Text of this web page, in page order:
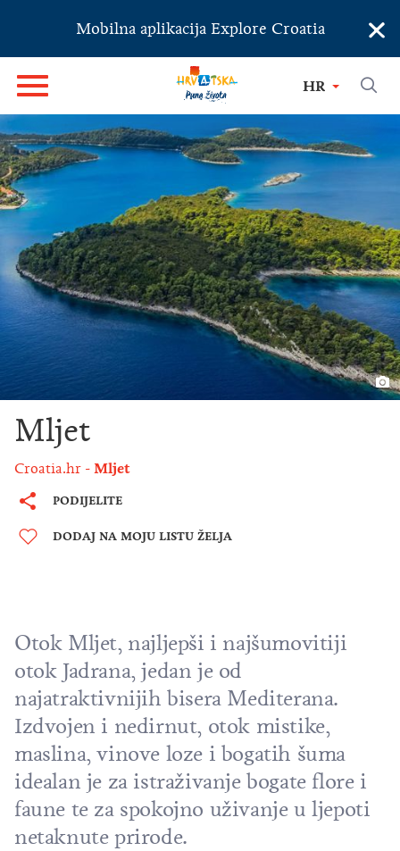
Mobilna aplikacija Explore Croatia ×
HR
Mljet
Croatia.hr Mljet
PODIJELITE
DODAJ NA MOJU LISTU ŽELJA
Otok Mljet, najljepši i najšumovitiji
otok Jadrana, jedan je od
najatraktivnijih bisera Mediterana.
Izdvojen i nedirnut, otok mistike,
maslina, vinove loze i bogatih šuma
idealan je za istraživanje bogate flore i
faune te za spokojno uživanje u ljepoti
netaknute prirode.